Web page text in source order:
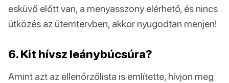
esküvő előtt van, a menyasszony elérhető, és nincs
ütközés az ütemtervben, akkor nyugodtan menjen!
6. Kit hívsz leánybúcsúra?
Amint azt az ellenőrzőlista is említette, hívjon meg